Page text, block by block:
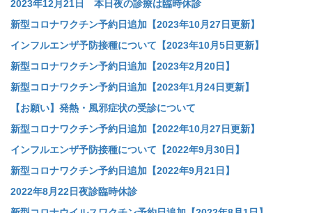
2023年12月21日 本日夜の診療は臨時休診
新型コロナワクチン予約日追加【2023年10月27日更新】
インフルエンザ予防接種について【2023年10月5日更新】
新型コロナワクチン予約日追加【2023年2月20日】
新型コロナワクチン予約日追加【2023年1月24日更新】
【お願い】発熱・風邪症状の受診について
新型コロナワクチン予約日追加【2022年10月27日更新】
インフルエンザ予防接種について【2022年9月30日】
新型コロナワクチン予約日追加【2022年9月21日】
2022年8月22日夜診臨時休診